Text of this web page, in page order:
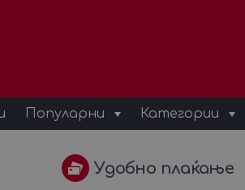
Популарни Категории
Удобно плаќање